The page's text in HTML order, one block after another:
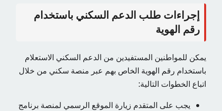
إجراءات طلب الدعم السكني باستخدام
رقم الهوية
يمكن للمواطنين المستفيدين من الدعم السكني الاستعلام
باستخدام رقم الهوية الخاص بهم عبر منصة سكني من خلال
اتباع الخطوات التالية:
يجب على المتقدم زيارة الموقع الرسمي لمنصة برنامج